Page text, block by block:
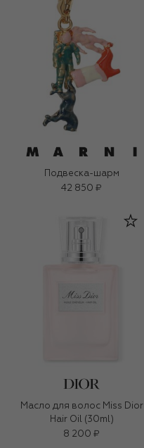
Подвеска-шарм
42 850 ₽
Масло для волос Miss Dior
Hair Oil (30ml)
8 200 ₽